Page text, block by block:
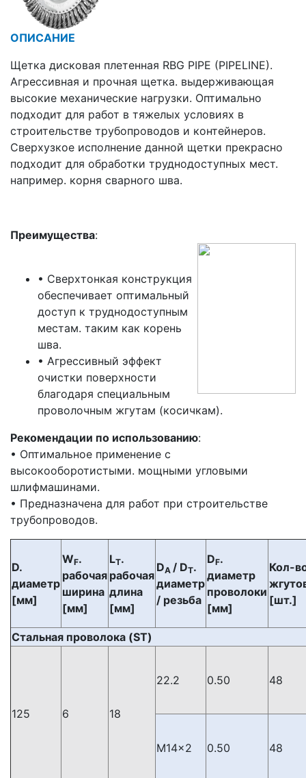
ОПИСАНИЕ
Щетка дисковая плетенная RBG PIPE (PIPELINE).
Агрессивная и прочная щетка. выдерживающая
высокие механические нагрузки. Оптимально
подходит для работ в тяжелых условиях в
строительстве трубопроводов и контейнеров.
Сверхузкое исполнение данной щетки прекрасно
подходит для обработки труднодоступных мест.
например. корня сварного шва.
Преимущества:
• Сверхтонкая конструкция
обеспечивает оптимальный
доступ к труднодоступным
местам. таким как корень
шва.
• Агрессивный эффект
очистки поверхности
благодаря специальным
проволочным жгутам (косичкам).
Рекомендации по использованию:
• Оптимальное применение с
высокооборотистыми. мощными угловыми
шлифмашинами.
• Предназначена для работ при строительстве
трубопроводов.
D.
диаметр
[мм]
WF.
рабочая
ширина
[мм]
LT.
рабочая
длина
[мм]
DA / DT.
диаметр
/ резьба
DF.
диаметр
проволоки
[мм]
Кол-
[шт.]
Стальная проволока (ST)
125 6 18
22.2 0.50 48
М14×2 0.50 48